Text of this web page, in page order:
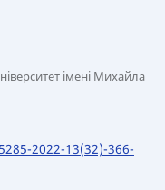
імені Михайла
2022-13(32)-366-